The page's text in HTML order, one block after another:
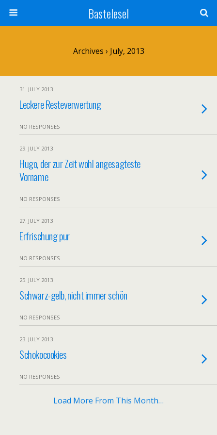
Bastelesel
Archives › July, 2013
31. JULY 2013
Leckere Resteverwertung
NO RESPONSES
29. JULY 2013
Hugo, der zur Zeit wohl angesagteste
Vorname
NO RESPONSES
27. JULY 2013
Erfrischung pur
NO RESPONSES
25. JULY 2013
Schwarz-gelb, nicht immer schön
NO RESPONSES
23. JULY 2013
Schokocookies
NO RESPONSES
Load More From This Month…